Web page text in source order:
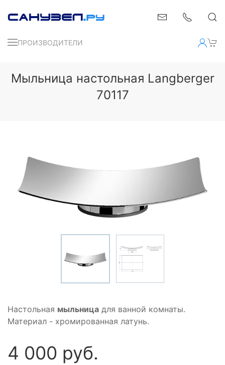
ПРОИЗВОДИТЕЛИ
Мыльница настольная Langberger
70117
Настольная мыльница для ванной комнаты.
Материал - хромированная латунь.
4 000 руб.